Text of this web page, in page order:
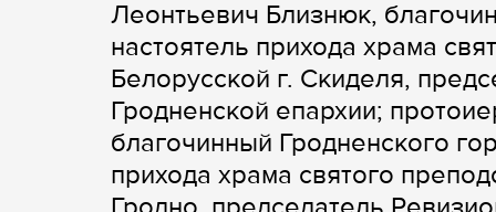
Леонтьевич Близнюк,
настоятель прихода храма
Белорусской г. Скиделя,
Гродненской епархии;
благочинный Гродненского
прихода храма святого